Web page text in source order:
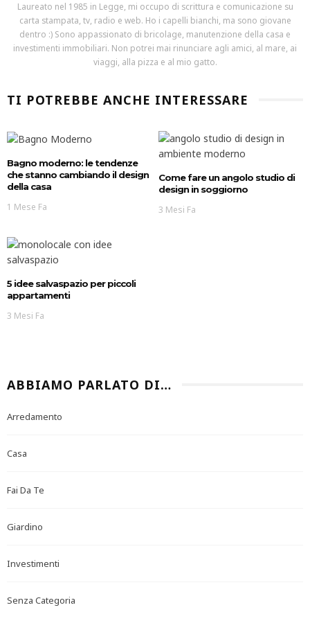
Laureato nel 1985 in Legge, mi occupo di scrittura e comunicazione su
carta stampata, tv, radio e web. Ho i capelli bianchi, ma sono giovane
dentro :) Sono appassionato di bricolage, manutenzione della casa e
investimenti immobiliari. Non potrei mai rinunciare agli amici, al mare, ai
viaggi, alla pizza e al mio gatto.
TI POTREBBE ANCHE INTERESSARE
Bagno moderno: le tendenze
che stanno cambiando il design
della casa
1 Mese Fa
Come fare un angolo studio di
design in soggiorno
3 Mesi Fa
5 idee salvaspazio per piccoli
appartamenti
3 Mesi Fa
ABBIAMO PARLATO DI…
Arredamento
Casa
Fai Da Te
Giardino
Investimenti
Senza Categoria